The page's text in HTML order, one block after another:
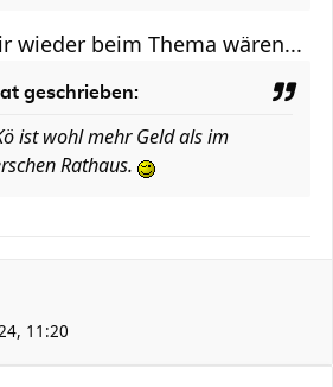
wieder beim Thema wären...
geschrieben:
ist wohl mehr Geld als im
Rathaus.
11:20